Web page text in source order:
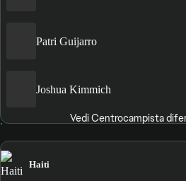
Patri Guijarro
Joshua Kimmich
Vedi Centrocampista
Haiti